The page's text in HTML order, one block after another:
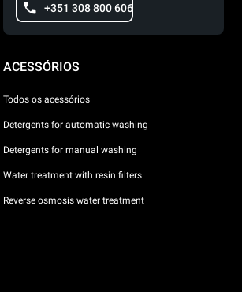
+351 308 800 606
ACESSÓRIOS
Todos os acessórios
Detergents for automatic washing
Detergents for manual washing
Water treatment with resin filters
Reverse osmosis water treatment